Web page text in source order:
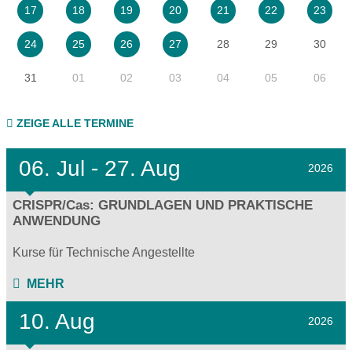
17 18 19 20 21 22 23
24 25 26 27 28 29 30
31 01 02 03 04 05 06
ZEIGE ALLE TERMINE
06. Jul - 27. Aug 2026
CRISPR/Cas: GRUNDLAGEN UND PRAKTISCHE
ANWENDUNG
Kurse für Technische Angestellte
MEHR
10. Aug 2026